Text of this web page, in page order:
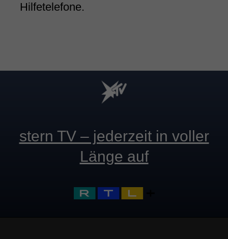
Hilfetelefone.
stern TV – jederzeit in voller
Länge auf